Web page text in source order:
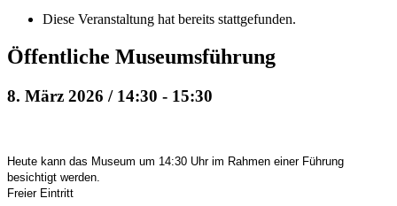
Diese Veranstaltung hat bereits stattgefunden.
Öffentliche Museumsführung
8. März 2026 / 14:30 - 15:30
Heute kann das Museum um 14:30 Uhr im Rahmen einer Führung
besichtigt werden.
Freier Eintritt